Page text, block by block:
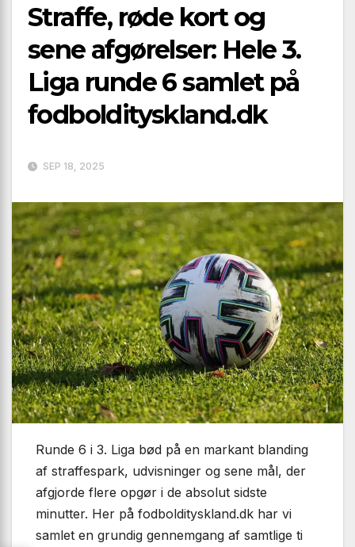
Straffe, røde kort og
sene afgørelser: Hele 3.
Liga runde 6 samlet på
fodboldityskland.dk
SEP 18, 2025
Runde 6 i 3. Liga bød på en markant blanding
af straffespark, udvisninger og sene mål, der
afgjorde flere opgør i de absolut sidste
minutter. Her på fodboldityskland.dk har vi
samlet en grundig gennemgang af samtlige ti